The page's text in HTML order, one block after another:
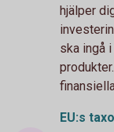
hjälper
ska ingå
EU:s